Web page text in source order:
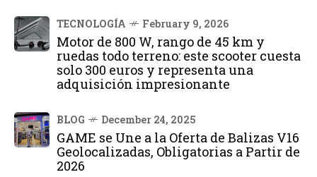
TECNOLOGÍA February 9, 2026
Motor de 800 W, rango de 45 km y
ruedas todo terreno: este scooter cuesta
solo 300 euros y representa una
adquisición impresionante
BLOG December 24, 2025
GAME se Une a la Oferta de Balizas V16
Geolocalizadas, Obligatorias a Partir de
2026